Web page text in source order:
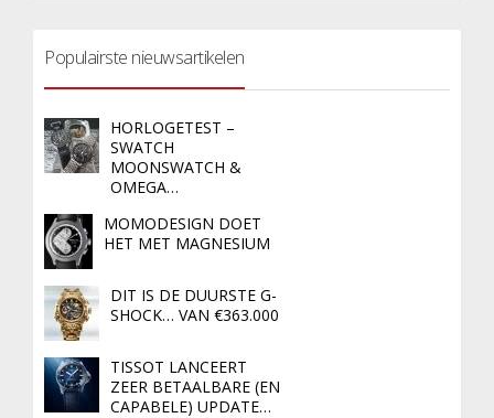
Populairste nieuwsartikelen
HORLOGETEST –
SWATCH
MOONSWATCH &
OMEGA…
MOMODESIGN DOET
HET MET MAGNESIUM
DIT IS DE DUURSTE G-
SHOCK… VAN €363.000
TISSOT LANCEERT
ZEER BETAALBARE (EN
CAPABELE) UPDATE…